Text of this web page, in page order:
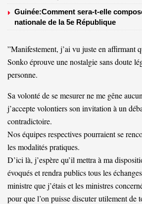
Guinée:Comment sera-t-elle
nationale de la 5e République
”Manifestement, j’ai vu juste en affirmant
Sonko éprouve une nostalgie sans doute
personne.
Sa volonté de se mesurer ne me gêne
j’accepte volontiers son invitation à un
contradictoire.
Nos équipes respectives pourraient se
les modalités pratiques.
D’ici là, j’espère qu’il mettra à ma
évoqués et rendra publics tous les
ministre que j’étais et les ministres
pour que l’on puisse discuter utilement de